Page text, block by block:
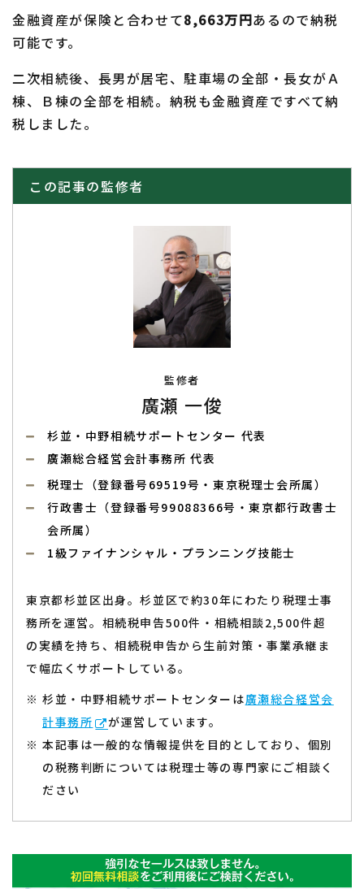
金融資産が保険と合わせて8,663万円あるので納税
可能です。
二次相続後、長男が居宅、駐車場の全部・長女がＡ
棟、Ｂ棟の全部を相続。納税も金融資産ですべて納
税しました。
この記事の監修者
監修者
廣瀬 一俊
杉並・中野相続サポートセンター 代表
廣瀬総合経営会計事務所 代表
税理士（登録番号69519号・東京税理士会所属）
行政書士（登録番号99088366号・東京都行政書士
会所属）
1級ファイナンシャル・プランニング技能士
東京都杉並区出身。杉並区で約30年にわたり税理士事
務所を運営。相続税申告500件・相続相談2,500件超
の実績を持ち、相続税申告から生前対策・事業承継ま
で幅広くサポートしている。
杉並・中野相続サポートセンターは廣瀬総合経営会
計事務所
が運営しています。
本記事は一般的な情報提供を目的としており、個別
の税務判断については税理士等の専門家にご相談く
ださい